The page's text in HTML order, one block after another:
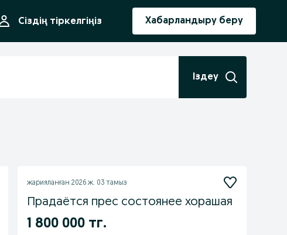
Сіздің тіркелгіңіз Хабарландыру беру
Іздеу
жарияланған 2026 ж. 03 тамыз
Прадаётся прес состоянее хорашая
1 800 000 тг.